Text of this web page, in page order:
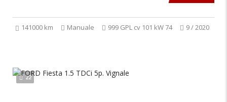
141000 km Manuale 999 GPL cv 101 kW 74 9 / 2020
22